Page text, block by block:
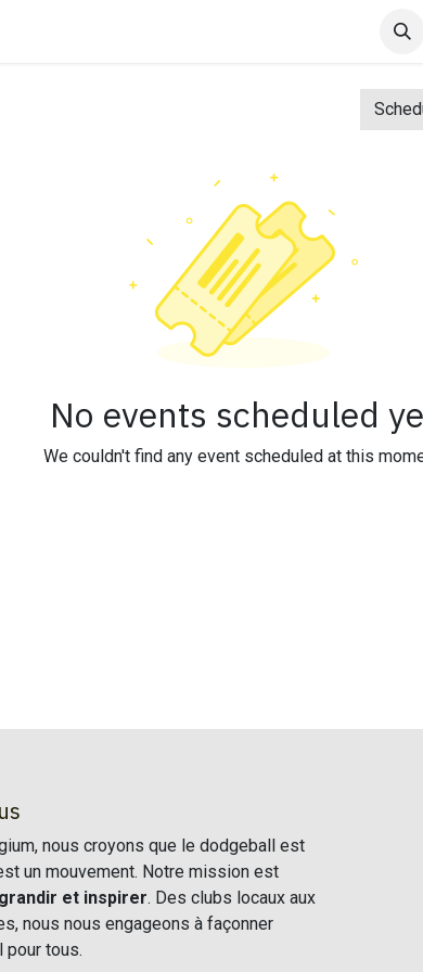
No events scheduled
We couldn't find any event scheduled at this
nous croyons que le dodgeball est
un mouvement. Notre mission est
et inspirer. Des clubs locaux aux
nous nous engageons à façonner
pour tous.